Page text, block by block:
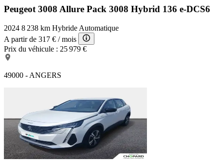
Peugeot 3008 Allure Pack 3008 Hybrid 136 e-DCS6
2024 8 238 km Hybride Automatique
A partir de 317 € / mois
Prix du véhicule : 25 979 €
49000 - ANGERS